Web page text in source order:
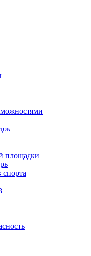
площадки
спорта